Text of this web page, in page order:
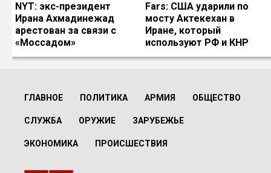
NYT: экс-президент
Ирана Ахмадинежад
арестован за связи с
«Моссадом»
Fars: США ударили по
мосту Актекехан в
Иране, который
используют РФ и КНР
ГЛАВНОЕ ПОЛИТИКА АРМИЯ ОБЩЕСТВО
СЛУЖБА ОРУЖИЕ ЗАРУБЕЖЬЕ
ЭКОНОМИКА ПРОИСШЕСТВИЯ